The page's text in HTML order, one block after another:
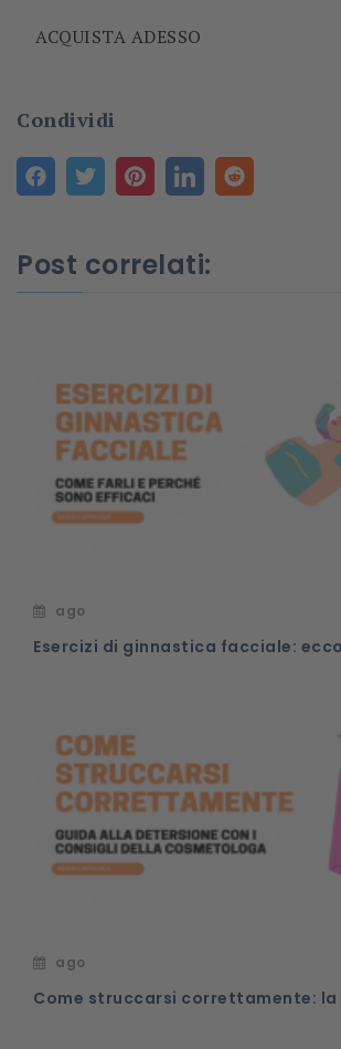
ACQUISTA ADESSO
Condividi
Post correlati:
ago
Esercizi di ginnastica facciale:
ago
Come struccarsi correttamente: la